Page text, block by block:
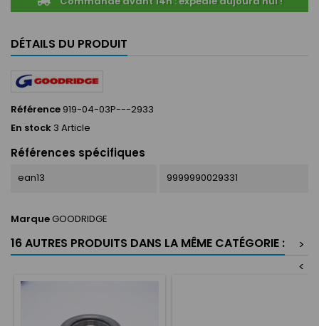
DÉTAILS DU PRODUIT
Référence 919-04-03P---2933
En stock 3 Article
Références spécifiques
ean13 9999990029331
MarqueGOODRIDGE
16 AUTRES PRODUITS DANS LA MÊME CATÉGORIE :
>
<